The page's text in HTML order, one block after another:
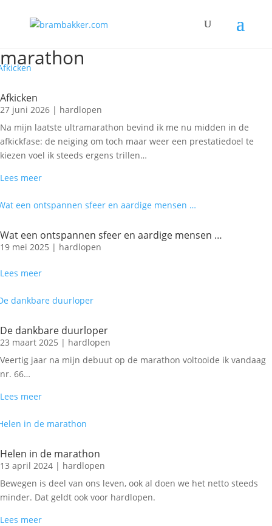
marathon
Afkicken
27 juni 2026 | hardlopen
Na mijn laatste ultramarathon bevind ik me nu midden in de
afkickfase: de neiging om toch maar weer een prestatiedoel te
kiezen voel ik steeds ergens trillen…
Lees meer
Wat een ontspannen sfeer en aardige mensen …
19 mei 2025 | hardlopen
Lees meer
De dankbare duurloper
23 maart 2025 | hardlopen
Veertig jaar na mijn debuut op de marathon voltooide ik vandaag
nr. 66…
Lees meer
Helen in de marathon
13 april 2024 | hardlopen
Bewegen is deel van ons leven, ook al doen we het netto steeds
minder. Dat geldt ook voor hardlopen.
Lees meer